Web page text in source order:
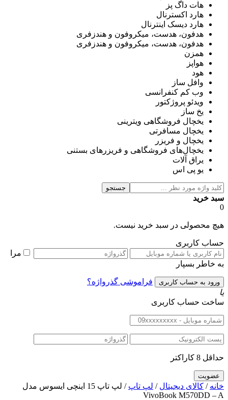
هات داگ پز
هارد اکسترنال
هارد دیسک اینترنال
هدفون، هدست، میکروفون و هندزفری
هدفون، هدست، میکروفون و هندزفری
همزن
هواپز
هود
وافل ساز
وب کم کنفرانسی
ویدئو پروژکتور
یخ ساز
یخچال فروشگاهی ویترینی
یخچال مسافرتی
یخچال و فریزر
یخچال‌های فروشگاهی و فریزرهای بستنی
یراق آلات
یو پی اس
جستجو
سبد خرید
0
هیچ محصولی در سبد خرید نیست.
حساب کاربری
مرا
به خاطر بسپار
فراموشی گذرواژه؟
یا
ساخت حساب کاربری
حداقل 8 کاراکتر
خانه / کالای دیجیتال / لپ تاپ
/ لپ تاپ 15 اینچی ایسوس مدل
VivoBook M570DD – A